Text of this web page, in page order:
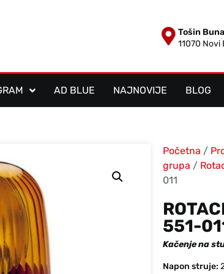
Tošin
11070 Novi
AD BLUE NAJNOVIJE BLOG
Početna /
grupa /
011
551-
Kačenje na
Napon struje: